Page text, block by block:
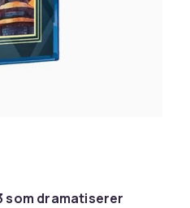
som dramatiserer